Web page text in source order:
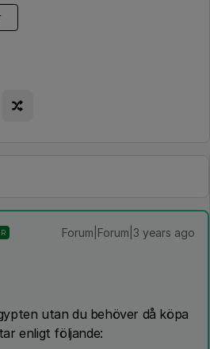
Forum|Forum|3 years ago
utan du behöver då köpa
enligt följande: